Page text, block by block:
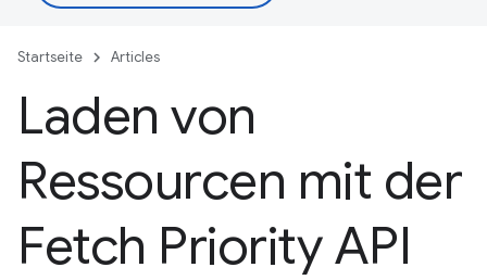
Startseite Articles
Laden von
Ressourcen mit der
Fetch Priority API